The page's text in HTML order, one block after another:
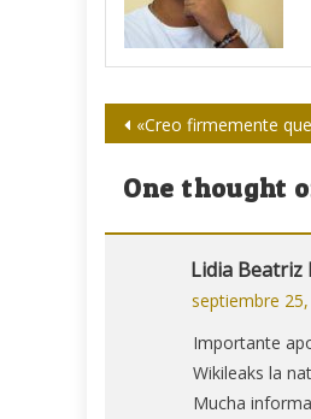
Navegación
de
«Creo firmemente que la radio tiene cada vez más que tender al Arte»
One thought
Lidia Beatriz
septiembre
Importante
Wikileaks la
Mucha